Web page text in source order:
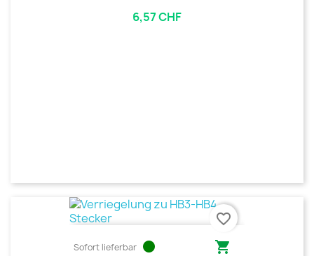
6,57 CHF
Sofort lieferbar circle 
favorite_border